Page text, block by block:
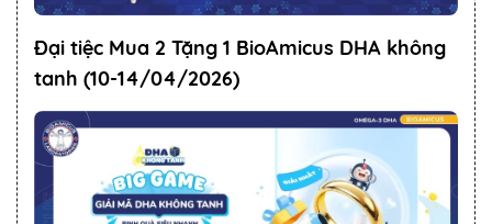
Đại tiệc Mua 2 Tặng 1 BioAmicus DHA không
tanh (10-14/04/2026)